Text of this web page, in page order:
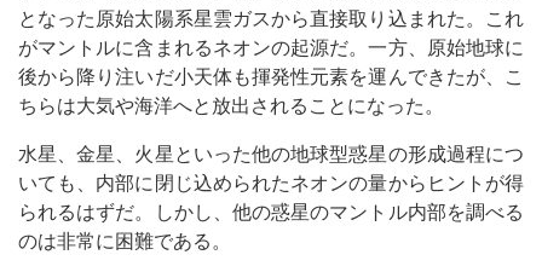
となった原始太陽系星雲ガスから直接取り込まれた。これ
がマントルに含まれるネオンの起源だ。一方、原始地球に
後から降り注いだ小天体も揮発性元素を運んできたが、こ
ちらは大気や海洋へと放出されることになった。
水星、金星、火星といった他の地球型惑星の形成過程につ
いても、内部に閉じ込められたネオンの量からヒントが得
られるはずだ。しかし、他の惑星のマントル内部を調べる
のは非常に困難である。